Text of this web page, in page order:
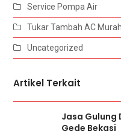
Service Pompa Air
Tukar Tambah AC Murah
Uncategorized
Artikel Terkait
Jasa Gulung
Gede Bekasi